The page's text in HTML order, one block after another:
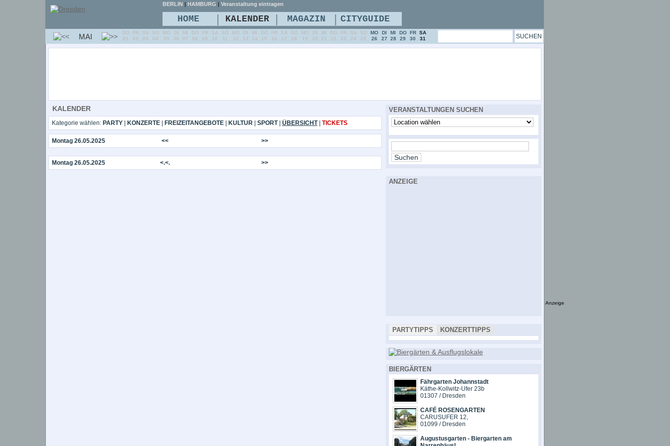
KALENDER
Kategorie wählen: PARTY| KONZERTE| FREIZEITANGEBOTE| KULTUR| SPORT| ÜBERSICHT| TICKETS
Montag 26.05.2025 << >>
Montag 26.05.2025 <.<. >>
VERANSTALTUNGEN SUCHEN
ANZEIGE
PARTYTIPPS KONZERTTIPPS
BIERGÄRTEN
Fährgarten Johannstadt
Käthe-Kollwitz-Ufer 23b
01307 / Dresden
CAFÉ ROSENGARTEN
CARUSUFER 12,
01099 / Dresden
Augustusgarten - Biergarten am
BERLIN | HAMBURG | Veranstaltung eintragen
HOME | KALENDER | MAGAZIN | CITYGUIDE
MAI
DO
01
FR
02
SA
03
SO
04
MO
05
DI
06
MI
07
DO
08
FR
09
SA
10
SO
11
MO
12
DI
13
MI
14
DO
15
FR
16
SA
17
SO
18
MO
19
DI
20
MI
21
DO
22
FR
23
SA
24
SO
25
MO
26
DI
27
MI
28
DO
29
FR
30
SA
31
Anzeige